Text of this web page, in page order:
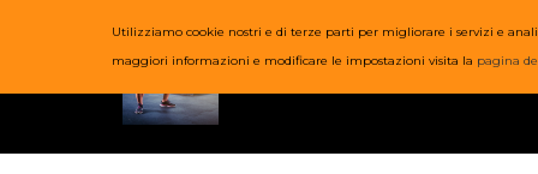
Utilizziamo cookie nostri e di terze parti per migliorare i servizi e
maggiori informazioni e modificare le impostazioni visita la pagina